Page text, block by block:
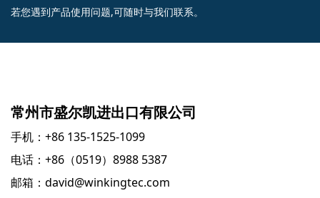
若您遇到产品使用问题,可随时与我们联系。
常州市盛尔凯进出口有限公司
手机：+86 135-1525-1099
电话：+86（0519）8988 5387
邮箱：david@winkingtec.com